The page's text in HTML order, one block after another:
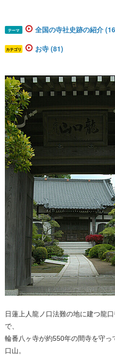
テーマ 全国の寺社史跡の紹介
カテゴリ お寺 (81)
日蓮上人龍ノ口法難の地に建つ龍
で、
輪番八ヶ寺が約550年の間寺を守
口山。